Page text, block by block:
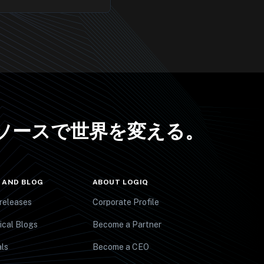
ースで世界を変える。
AND BLOG
Blogs
ABOUT LOGIQ
Corporate Profile
Become a Partner
Become a CEO